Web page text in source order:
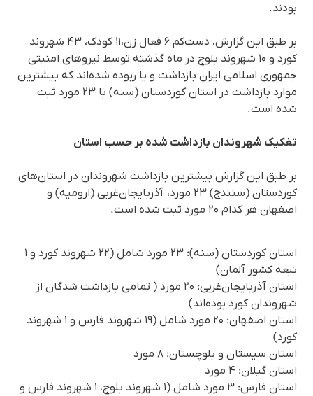
بودند.
بر طبق این گزارش، دست‌کم ۶ فعال زن،۱۱ کودک، ۴۳ شهروند
کورد و ۱۰ شهروند بلوچ در ماه گذشته ‌توسط نیروهای امنیتی
جمهوری اسلامی ایران بازداشت و یا ربوده شده‌اند که بیشترین
موارد بازداشت در استان کوردستان (سنه) با ۲۳ مورد ثبت
شده است.
تفکیک شهروندان بازداشت شده بر حسب استان
بر طبق این گزارش بیشترین بازداشت شهروندان در استان‌های
کوردستان (سنندج) ۲۳ مورد، آذربایجان‌غربی (ارومیه) و
اصفهان هر کدام ۲۰ مورد ثبت شده است.
استان کوردستان (سنه): ۲۳ مورد شامل (۲۲ شهروند کورد و ۱
تبعه کشور آلمان)
استان آذربایجان‌غربی: ۲۰ مورد ( تمامی بازداشت شدگان از
شهروندان کورد بوده‌اند)
استان اصفهان: ۲۰ مورد شامل (۱۹ شهروند فارس و ۱ شهروند
کورد)
استان سیستان و بلوچستان: ۸ مورد
استان گیلان: ۴ مورد
استان فارس: ۳ مورد شامل (۱ شهروند بلوچ، ۱ شهروند فارس و